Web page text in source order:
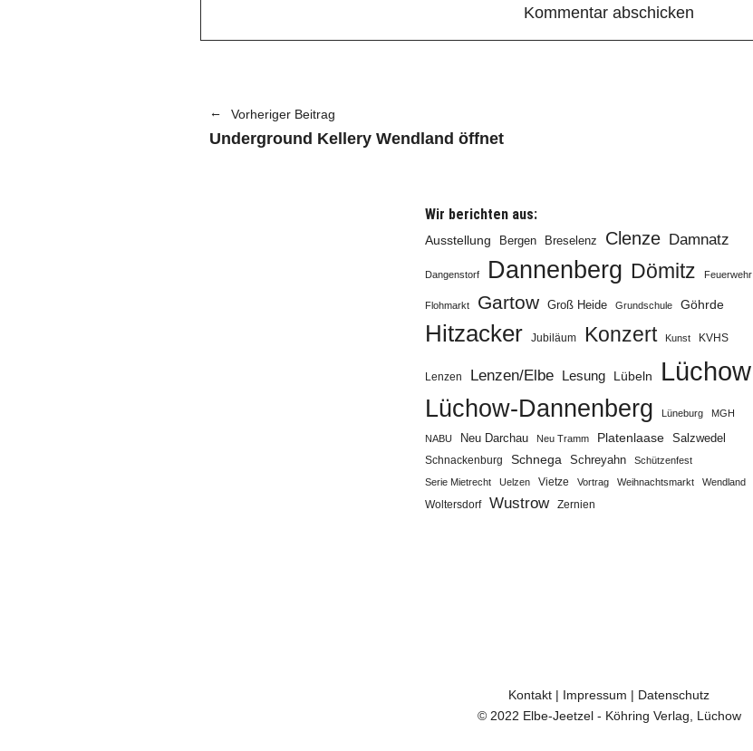
Vorheriger Beitrag
Underground Kellery Wendland öffnet
Wir berichten aus:
Ausstellung Bergen Breselenz Clenze Damnatz
Dangenstorf Dannenberg Dömitz Feuerwehr
Flohmarkt Gartow Groß Heide Grundschule Göhrde
Hitzacker Jubiläum Konzert Kunst KVHS
Lenzen Lenzen/Elbe Lesung Lübeln Lüchow
Lüchow-Dannenberg Lüneburg MGH
NABU Neu Darchau Neu Tramm Platenlaase Salzwedel
Schnackenburg Schnega Schreyahn
Schützenfest
Serie Mietrecht
Uelzen Vietze Vortrag Weihnachtsmarkt Wendland
Woltersdorf Wustrow Zernien
Kontakt | Impressum | Datenschutz
© 2022 Elbe-Jeetzel - Köhring Verlag, Lüchow